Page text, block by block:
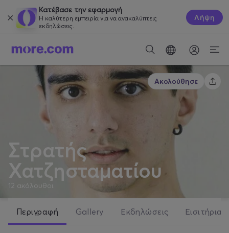
Κατέβασε την εφαρμογή
Η καλύτερη εμπειρία για να ανακαλύπτεις
εκδηλώσεις.
Λήψη
Στρατής
Χατζησταματίου
12 ακόλουθοι
Ακολούθησε
Περιγραφή Gallery Εκδηλώσεις Εισιτήρια